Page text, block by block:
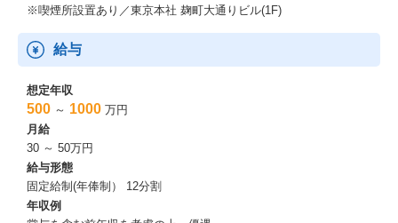
＜働きやすさ＞ ※未経験枠は多少変更箇所ができる可能性もご
ざいます
①リモート
②産育休後のフォロー
22年度の実績は、88％リモート勤務
12％は、管理職層が時々出社している為
コンサル～シニアコンサル職位はほぼリモート
また、会社もリモートを推奨している
・時短勤務可能
・お子さんが小学校を卒業するまで、産育休取得可能
※喫煙所設置あり／東京本社 麹町大通りビル(1F)
給与
想定年収
500 ～ 1000 万円
月給
30 ～ 50万円
給与形態
固定給制(年俸制） 12分割
年収例